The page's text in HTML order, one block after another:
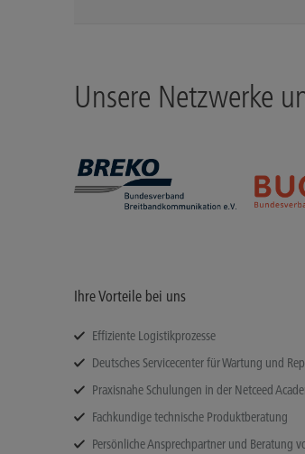
Unsere Netzwerke
Ihre Vorteile bei uns
Effiziente Logistikprozesse
Deutsches Servicecenter für Wartung und
Praxisnahe Schulungen in der Netceed
Fachkundige technische Produktberatung
Persönliche Ansprechpartner und Beratung